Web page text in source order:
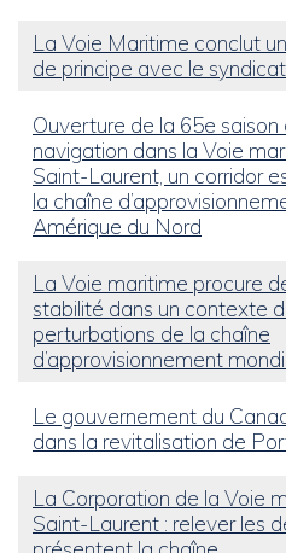
La Voie Maritime conclut
de principe avec le syndicat
Ouverture de la 65e saison
navigation dans la Voie
Saint-Laurent, un corridor
la chaîne
Amérique du Nord
La Voie maritime procure
stabilité dans un contexte
perturbations de la chaîne
d’approvisionnement
Le gouvernement du
dans la revitalisation de
La Corporation de la Voie
Saint-Laurent : relever les